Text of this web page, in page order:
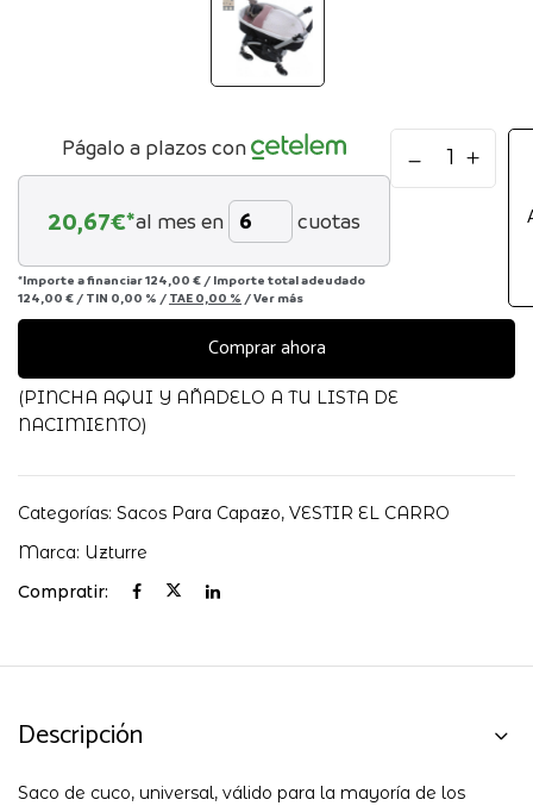
Págalo a plazos con
20,67€*al mes en cuotas
*Importe a financiar124,00 € / Importe total adeudado
124,00 € / TIN 0,00 % / TAE 0,00 % /Ver más
Capazo
Comprar ahora
(PINCHA AQUI Y AÑADELO A TU LISTA DE
NACIMIENTO)
Categorías: Sacos Para Capazo, VESTIR EL CARRO
Marca: Uzturre
Compratir:
Descripción
Saco de cuco, universal, válido para la mayoría de los